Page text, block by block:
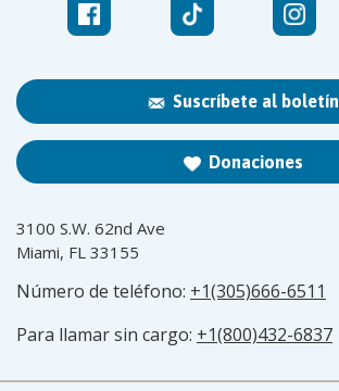
Suscríbete al boletín
Donaciones
3100 S.W. 62nd Ave
Miami, FL 33155
Número de teléfono: +1(305)666-6511
Para llamar sin cargo: +1(800)432-6837